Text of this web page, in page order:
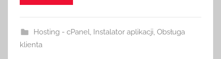
Hosting - cPanel, Instalator aplikacji, Obsługa
klienta